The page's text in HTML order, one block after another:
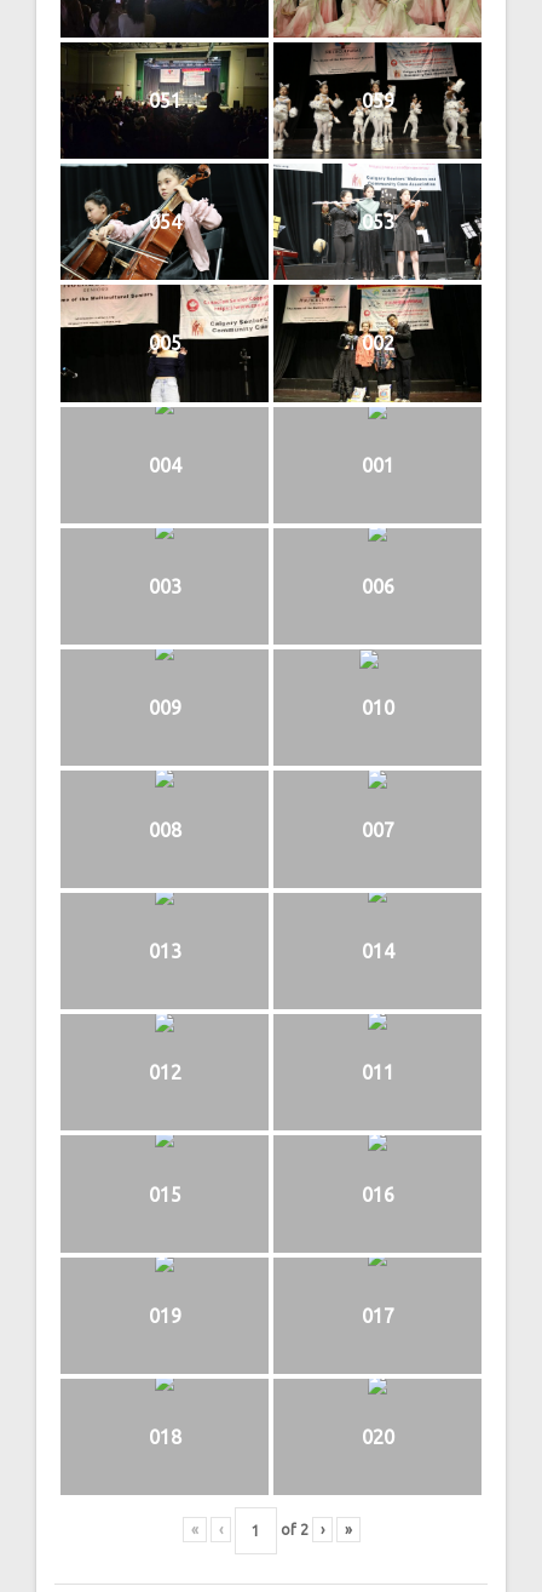
051 059
054 053
005 002
004 001
003 006
009 010
008 007
013 014
012 011
015 016
019 017
018 020
« ‹ of 2 › »